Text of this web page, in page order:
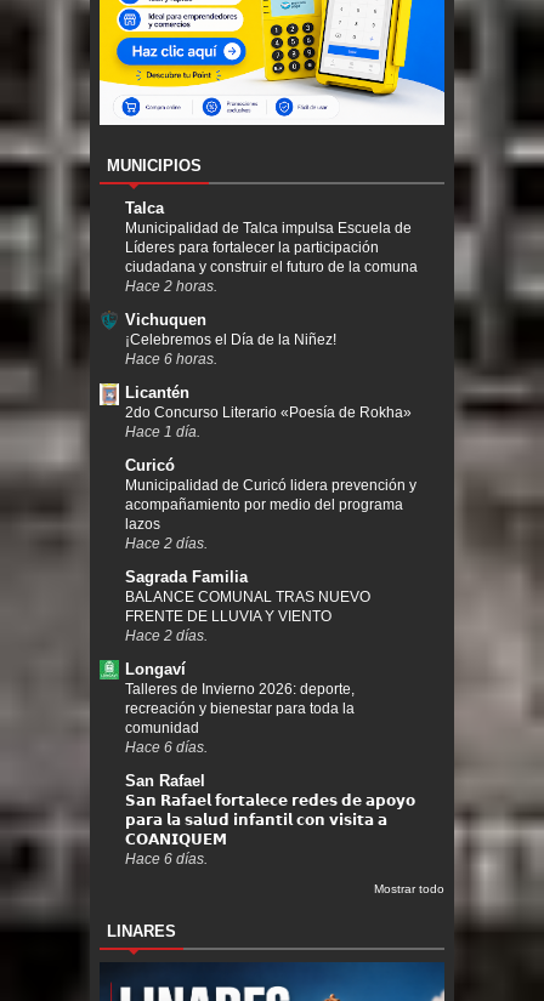
MUNICIPIOS
Talca
Municipalidad de Talca impulsa Escuela de
Líderes para fortalecer la participación
ciudadana y construir el futuro de la comuna
Hace 2 horas.
Vichuquen
¡Celebremos el Día de la Niñez!
Hace 6 horas.
Licantén
2do Concurso Literario «Poesía de Rokha»
Hace 1 día.
Curicó
Municipalidad de Curicó lidera prevención y
acompañamiento por medio del programa
lazos
Hace 2 días.
Sagrada Familia
BALANCE COMUNAL TRAS NUEVO
FRENTE DE LLUVIA Y VIENTO
Hace 2 días.
Longaví
Talleres de Invierno 2026: deporte,
recreación y bienestar para toda la
comunidad
Hace 6 días.
San Rafael
𝗦𝗮𝗻 𝗥𝗮𝗳𝗮𝗲𝗹 𝗳𝗼𝗿𝘁𝗮𝗹𝗲𝗰𝗲 𝗿𝗲𝗱𝗲𝘀 𝗱𝗲 𝗮𝗽𝗼𝘆𝗼
𝗽𝗮𝗿𝗮 𝗹𝗮 𝘀𝗮𝗹𝘂𝗱 𝗶𝗻𝗳𝗮𝗻𝘁𝗶𝗹 𝗰𝗼𝗻 𝘃𝗶𝘀𝗶𝘁𝗮 𝗮
𝗖𝗢𝗔𝗡𝗜𝗤𝗨𝗘𝗠
Hace 6 días.
Mostrar todo
LINARES